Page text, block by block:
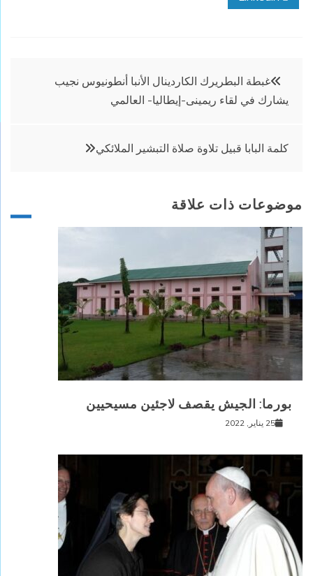
تصفّح
المقالات
غبطة البطريرك الكاردينال الأنبا أنطونيوس نجيب
يشارك في لقاء ريمينى-إيطاليا- العالمي
كلمة البابا قبيل تلاوة صلاة التبشير الملائكي
موضوعات ذات علاقة
بورما: الجيش يقصف لاجئين مسيحيين
25 يناير, 2022